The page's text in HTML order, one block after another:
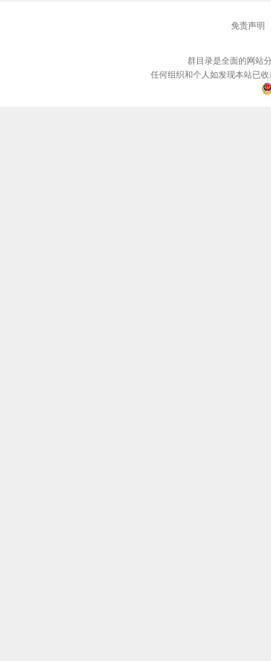
免责声明
群目录是全面的网站
任何组织和个人如发现本站已